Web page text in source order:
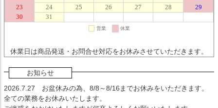
休業日は商品発送・お問合せ対応をお休みさせていただきます。
お知らせ
2026.7.27 お盆休みの為、8/8～8/16までお休みをいただきます。
全ての業務をお休みいたします。